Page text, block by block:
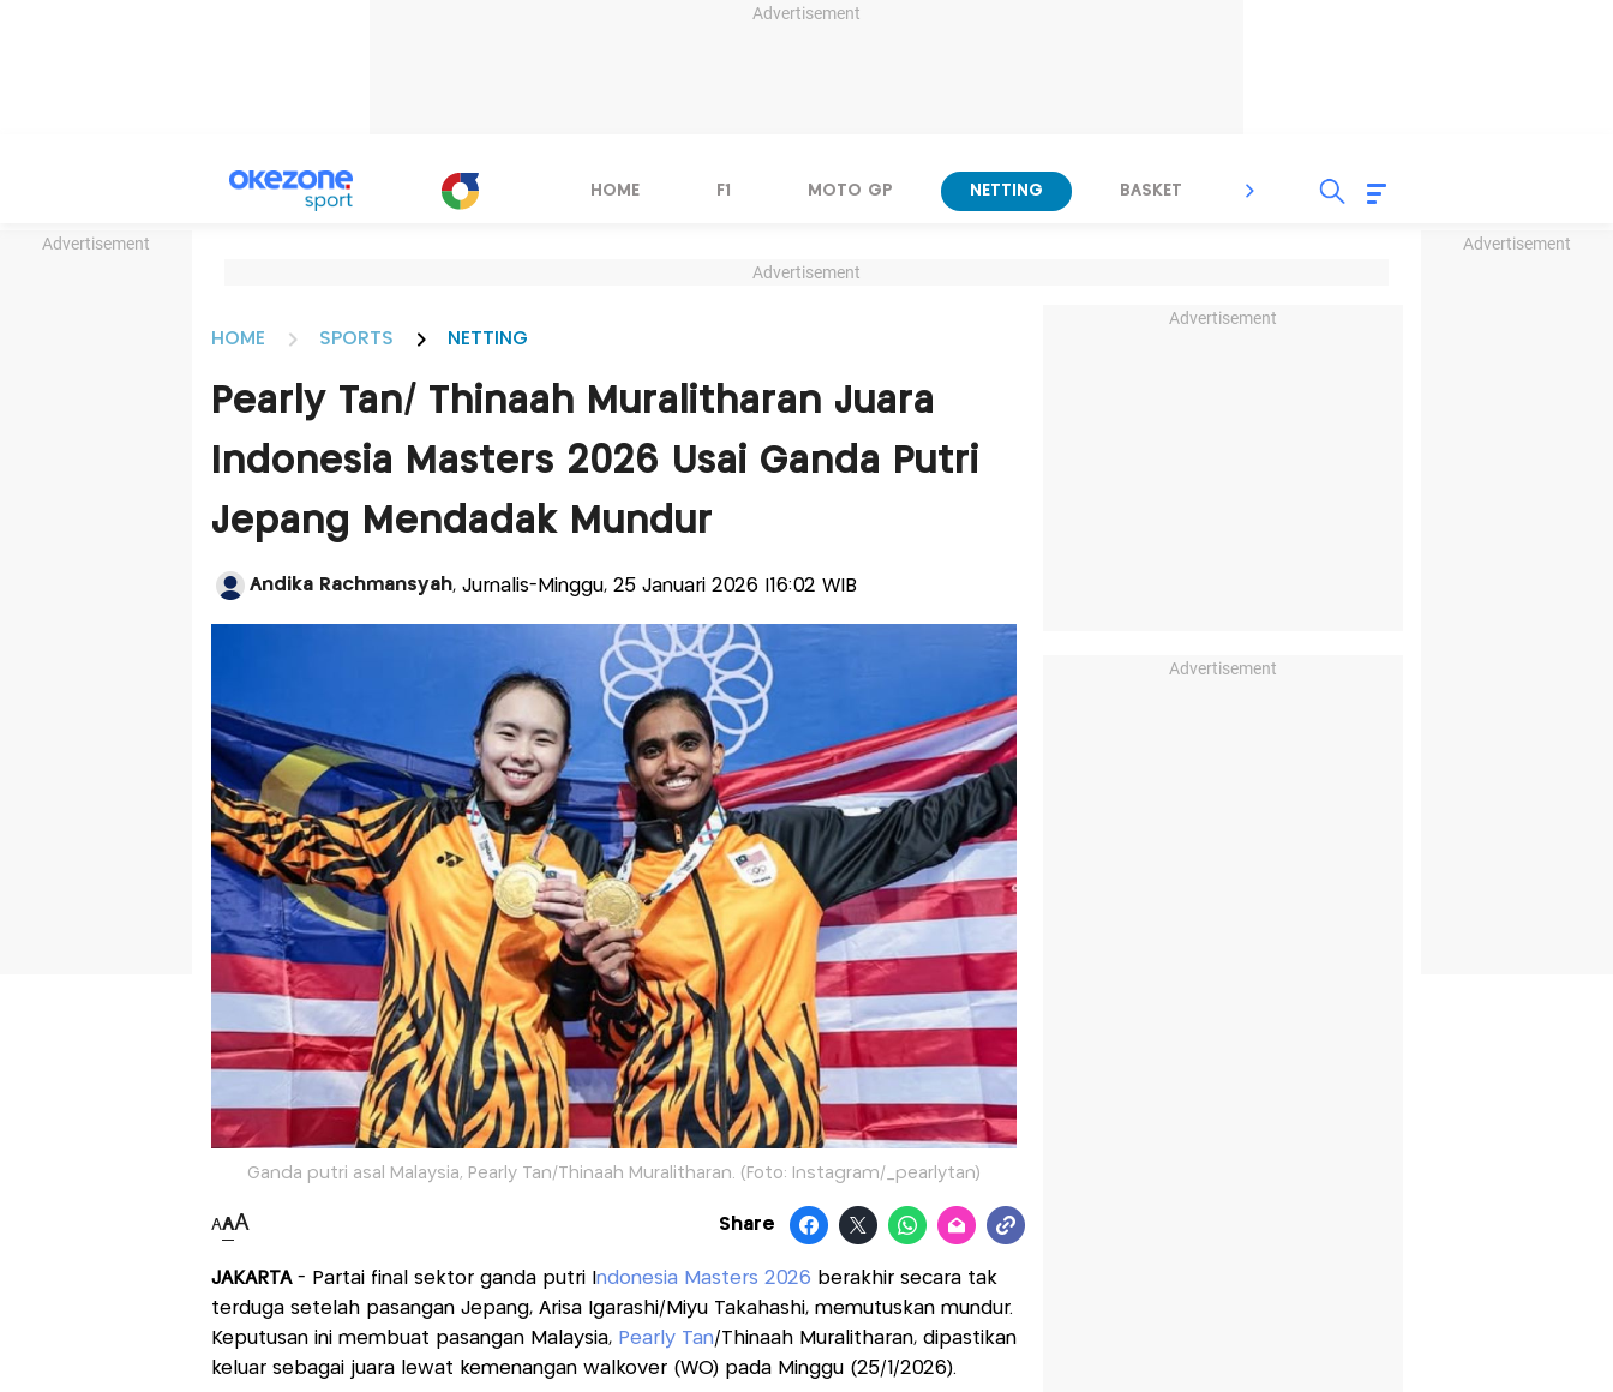
Advertisement
Advertisement Advertisement
HOME F1 MOTO GP NETTING BASKET SPORT LAIN
Advertisement
HOME SPORTS NETTING
Pearly Tan/ Thinaah Muralitharan Juara
Indonesia Masters 2026 Usai Ganda Putri
Jepang Mendadak Mundur
Andika Rachmansyah, Jurnalis-Minggu, 25 Januari 2026 |16:02 WIB
Ganda putri asal Malaysia, Pearly Tan/Thinaah Muralitharan. (Foto: Instagram/_pearlytan)
AAA Share
JAKARTA - Partai final sektor ganda putri I ndonesia Masters 2026 berakhir secara tak
terduga setelah pasangan Jepang, Arisa Igarashi/Miyu Takahashi, memutuskan mundur.
Keputusan ini membuat pasangan Malaysia,Pearly Tan/Thinaah Muralitharan, dipastikan
keluar sebagai juara lewat kemenangan walkover (WO) pada Minggu (25/1/2026).
Advertisement
Advertisement